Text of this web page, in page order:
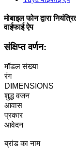
मोबाइल फोन द्वारा
वाईफाई ऐप
संक्षिप्त वर्णन:
मॉडल संख्या
रंग
DIMENSIONS
शुद्ध वजन
आवास
प्रकार
आवेदन
ब्रांड का नाम